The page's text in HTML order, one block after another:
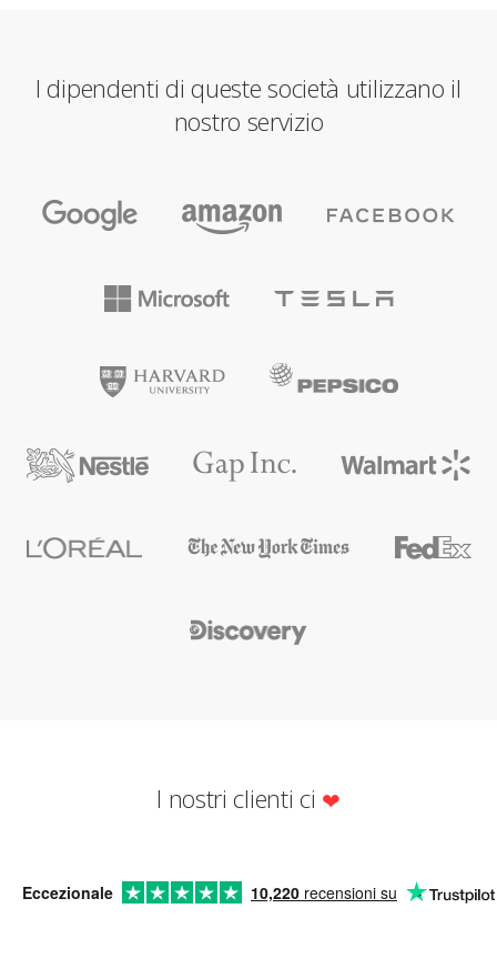
I dipendenti di queste società utilizzano il
nostro servizio
I nostri clienti ci
Eccezionale 10,220 recensioni su